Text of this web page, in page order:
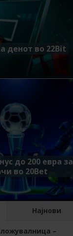
денот во 22Bit
до 200 евра за
во 20Bet
Најнови
–